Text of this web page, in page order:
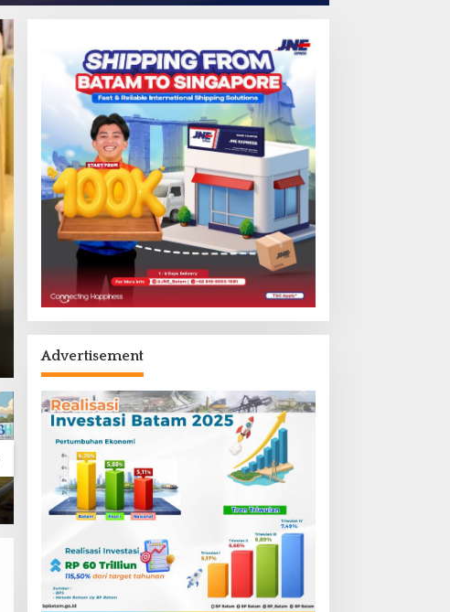
BP Batam Resmi Buka
Batam Prime International
Grassroot Football Festival
Temenggung Abdul Jamal
Sambut HUT RI, Grand
Mercure Batam Centre
Gelar Promo Kuliner
‘Flavours of Nusantara’
Advertisement